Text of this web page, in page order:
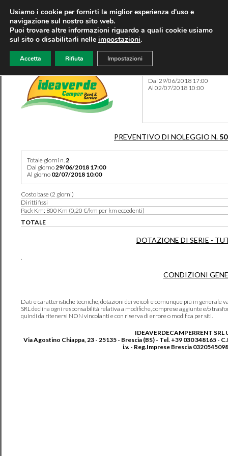
Dal 29/06/2018 17:00
Al 02/07/2018 10:00
PREVENTIVO DI NOLEGGIO N.
Totale giorni n.2
Dal giorno29/06/2018 17:00
Al giorno 02/07/2018 10:00
Costo base (2 giorni)
Diritti fissi
Pack Km: 800 Km (0,20 €/km per km eccedenti)
TOTALE
DOTAZIONE DI SERIE -
.
CONDIZIONI
Dati e caratteristiche tecniche, dotazioni dei veicoli e comunque più in generale
SRL declina ogni responsabilità relativa a modifiche, comprese aggiunte e/o
quindi da ritenersi NON vincolanti e con riserva di errore o modifica per siti.
IDEAVERDECAMPERRENT SRL
Via Agostino Chiappa, 23 - 25135 - Brescia (BS) - Tel. +39 030 348165 -
i.v. - Reg.Imprese Brescia
Usiamo i cookie per fornirti la miglior esperienza d'uso e
navigazione sul nostro sito web.
Puoi trovare altre informazioni riguardo a quali cookie usiamo
sul sito o disabilitarli nelle impostazioni.
Accetta Rifiuta Impostazioni